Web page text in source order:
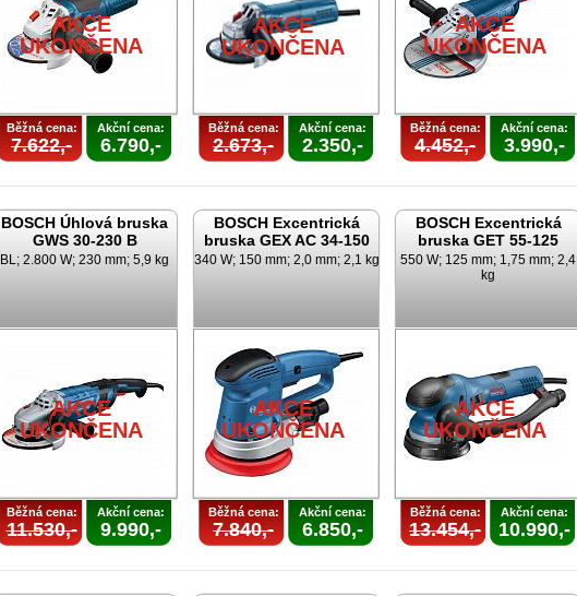
AKCE
UKONČENA
Běžná cena:
7.622,-
Akční cena:
6.790,-
AKCE
UKONČENA
Běžná cena:
2.673,-
Akční cena:
2.350,-
AKCE
UKONČENA
Běžná cena:
4.452,-
Akční cena:
3.990,-
BOSCH Úhlová bruska
GWS 30-230 B
BL; 2.800 W; 230 mm; 5,9 kg
AKCE
UKONČENA
Běžná cena:
11.530,-
Akční cena:
9.990,-
BOSCH Excentrická
bruska GEX AC 34-150
340 W; 150 mm; 2,0 mm; 2,1 kg
AKCE
UKONČENA
Běžná cena:
7.840,-
Akční cena:
6.850,-
BOSCH Excentrická
bruska GET 55-125
550 W; 125 mm; 1,75 mm; 2,4
kg
AKCE
UKONČENA
Běžná cena:
13.454,-
Akční cena:
10.990,-